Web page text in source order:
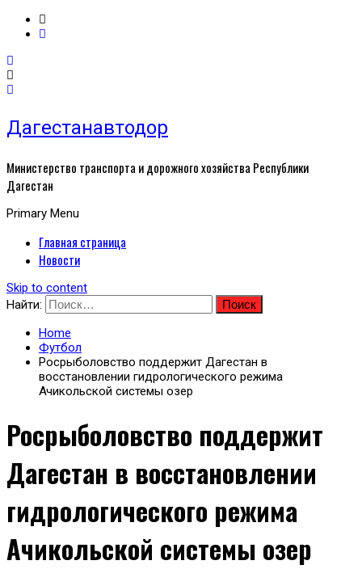
Дагестанавтодор
Министерство транспорта и дорожного хозяйства Республики
Дагестан
Primary Menu
Главная страница
Новости
Skip to content
Найти:
Home
Футбол
Росрыболовство поддержит Дагестан в
восстановлении гидрологического режима
Ачикольской системы озер
Росрыболовство поддержит
Дагестан в восстановлении
гидрологического режима
Ачикольской системы озер